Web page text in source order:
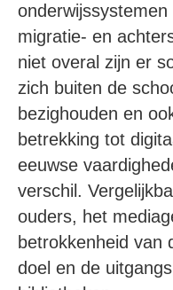
migratie- en
niet overal zijn er
zich buiten de
bezighouden en
betrekking tot
eeuwse
verschil.
ouders, het
betrokkenheid van
doel en de